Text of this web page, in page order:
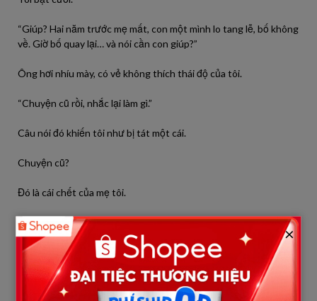
“Giúp? Hai năm trước mẹ mất, con một mình lo tang lễ, bố không
về. Giờ bố quay lại… và nói cần con giúp?”
Ông hơi nhíu mày, có vẻ không thích thái độ của tôi.
“Chuyện cũ rồi, nhắc lại làm gì.”
Câu nói đó khiến tôi như bị tát một cái.
Chuyện cũ?
Đó là cái chết của mẹ tôi.
“Bố nói đi.” – tôi lạnh lùng.
Ông chần chừ một chút, rồi nói:
“Người phụ nữ mà bố đang sống cùng… cô ấy bị bệnh. Nặng.
Cần người chăm sóc. Bố… không xoay sở được.”
×